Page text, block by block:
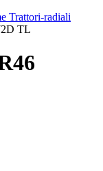
Trattori-radiali
TL